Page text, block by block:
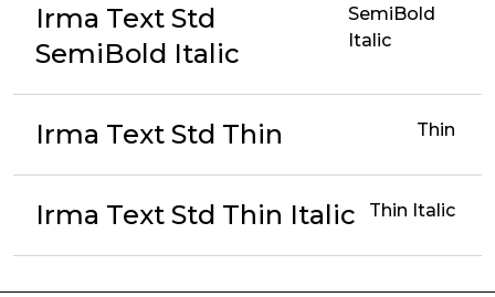
Irma Text Std
SemiBold Italic
SemiBold
Italic
Irma Text Std Thin Thin
Irma Text Std Thin Italic Thin Italic